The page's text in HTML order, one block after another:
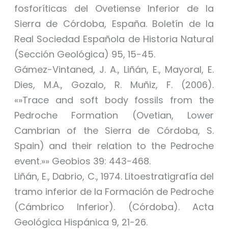
fosforíticas del Ovetiense Inferior de la
Sierra de Córdoba, España. Boletín de la
Real Sociedad Española de Historia Natural
(Sección Geológica) 95, 15-45.
Gámez-Vintaned, J. A., Liñán, E., Mayoral, E.
Dies, M.A., Gozalo, R. Muñiz, F. (2006).
«»Trace and soft body fossils from the
Pedroche Formation (Ovetian, Lower
Cambrian of the Sierra de Córdoba, S.
Spain) and their relation to the Pedroche
event.»» Geobios 39: 443-468.
Liñán, E., Dabrio, C., 1974. Litoestratigrafía del
tramo inferior de la Formación de Pedroche
(Cámbrico Inferior). (Córdoba). Acta
Geológica Hispánica 9, 21-26.